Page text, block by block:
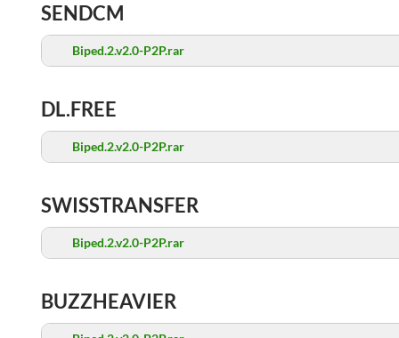
SENDCM
Biped.2.v2.0-P2P.rar
DL.FREE
Biped.2.v2.0-P2P.rar
SWISSTRANSFER
Biped.2.v2.0-P2P.rar
BUZZHEAVIER